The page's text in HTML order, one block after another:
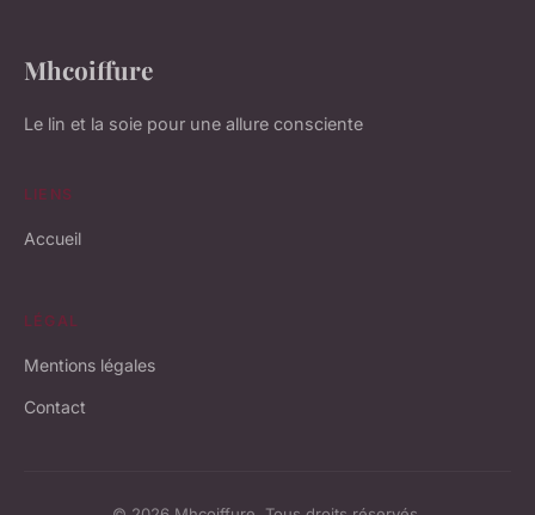
Mhcoiffure
Le lin et la soie pour une allure consciente
LIENS
Accueil
LÉGAL
Mentions légales
Contact